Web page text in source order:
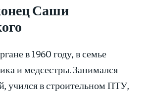
Саши
в 1960 году, в семье
и медсестры. Занимался
учился в строительном ПТУ,